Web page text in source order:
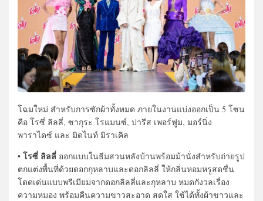
โฉมใหม่ สำหรับการซักผ้าทั้งหมด ภายในงานแบ่งออกเป็น 5 โซน
คือ โรซี่ ลิลลี่, ซากุระ โรแมนซ์, ปารีส เพอร์ฟูม, มอร์นิ่ง
พาราไดซ์ และ มิดไนท์ มิราเคิล
• โรซี่ ลิลลี่ ออกแบบในธีมสวนหลังบ้านพร้อมม้านั่งสำหรับถ่ายรูป
ตกแต่งพื้นที่ด้วยดอกกุหลาบและดอกลิลลี่ ให้กลิ่นหอมหรูสดชื่น
โดดเด่นแบบพรีเมียมจากดอกลิลลี่และกุหลาบ หมดกังวลเรื่อง
ความหมอง พร้อมคืนความขาวสะอาด สดใส ใช้ได้ทั้งผ้าขาวและ